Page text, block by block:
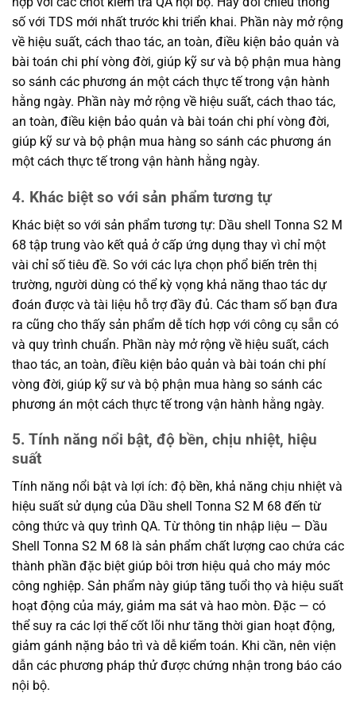
số với TDS mới nhất trước khi triển khai. Phần này mở rộng
về hiệu suất, cách thao tác, an toàn, điều kiện bảo quản và
bài toán chi phí vòng đời, giúp kỹ sư và bộ phận mua hàng
so sánh các phương án một cách thực tế trong vận hành
hằng ngày. Phần này mở rộng về hiệu suất, cách thao tác,
an toàn, điều kiện bảo quản và bài toán chi phí vòng đời,
giúp kỹ sư và bộ phận mua hàng so sánh các phương án
một cách thực tế trong vận hành hằng ngày.
4. Khác biệt so với sản phẩm tương tự
Khác biệt so với sản phẩm tương tự: Dầu shell Tonna S2 M
68 tập trung vào kết quả ở cấp ứng dụng thay vì chỉ một
vài chỉ số tiêu đề. So với các lựa chọn phổ biến trên thị
trường, người dùng có thể kỳ vọng khả năng thao tác dự
đoán được và tài liệu hỗ trợ đầy đủ. Các tham số bạn đưa
ra cũng cho thấy sản phẩm dễ tích hợp với công cụ sẵn có
và quy trình chuẩn. Phần này mở rộng về hiệu suất, cách
thao tác, an toàn, điều kiện bảo quản và bài toán chi phí
vòng đời, giúp kỹ sư và bộ phận mua hàng so sánh các
phương án một cách thực tế trong vận hành hằng ngày.
5. Tính năng nổi bật, độ bền, chịu nhiệt, hiệu
suất
Tính năng nổi bật và lợi ích: độ bền, khả năng chịu nhiệt và
hiệu suất sử dụng của Dầu shell Tonna S2 M 68 đến từ
công thức và quy trình QA. Từ thông tin nhập liệu — Dầu
Shell Tonna S2 M 68 là sản phẩm chất lượng cao chứa các
thành phần đặc biệt giúp bôi trơn hiệu quả cho máy móc
công nghiệp. Sản phẩm này giúp tăng tuổi thọ và hiệu suất
hoạt động của máy, giảm ma sát và hao mòn. Đặc — có
thể suy ra các lợi thế cốt lõi như tăng thời gian hoạt động,
giảm gánh nặng bảo trì và dễ kiểm toán. Khi cần, nên viện
dẫn các phương pháp thử được chứng nhận trong báo cáo
nội bộ.